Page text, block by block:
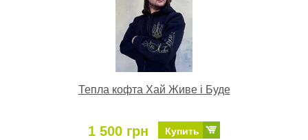
Тепла кофта Хай Живе і Буде
1 500 грн Купить